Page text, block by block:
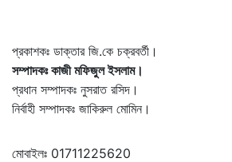
প্রকাশকঃ ডাক্তার জি.কে চক্রবর্তী।
সম্পাদকঃ কাজী মফিজুল ইসলাম।
প্রধান সম্পাদকঃ নুসরাত রসিদ।
নির্বাহী সম্পাদকঃ জাকিরুল মোমিন।
মোবাইলঃ 01711225620